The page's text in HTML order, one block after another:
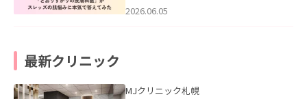
2026.06.05
最新クリニック
MJクリニック札幌